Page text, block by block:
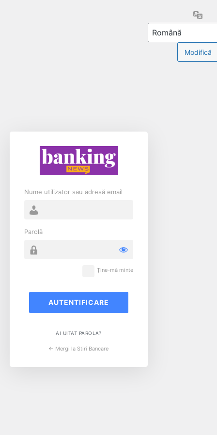
Nume utilizator sau adresă email
Parolă
Ține-mă minte
AI UITAT PAROLA?
← Mergi la Stiri Bancare